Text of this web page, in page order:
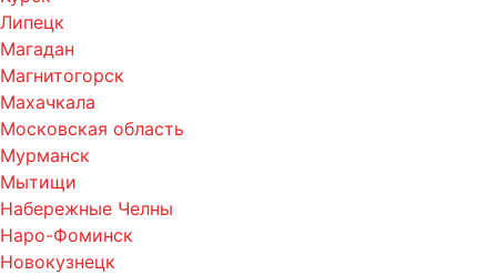
Липецк
Магадан
Магнитогорск
Махачкала
Московская область
Мурманск
Мытищи
Набережные Челны
Наро-Фоминск
Новокузнецк